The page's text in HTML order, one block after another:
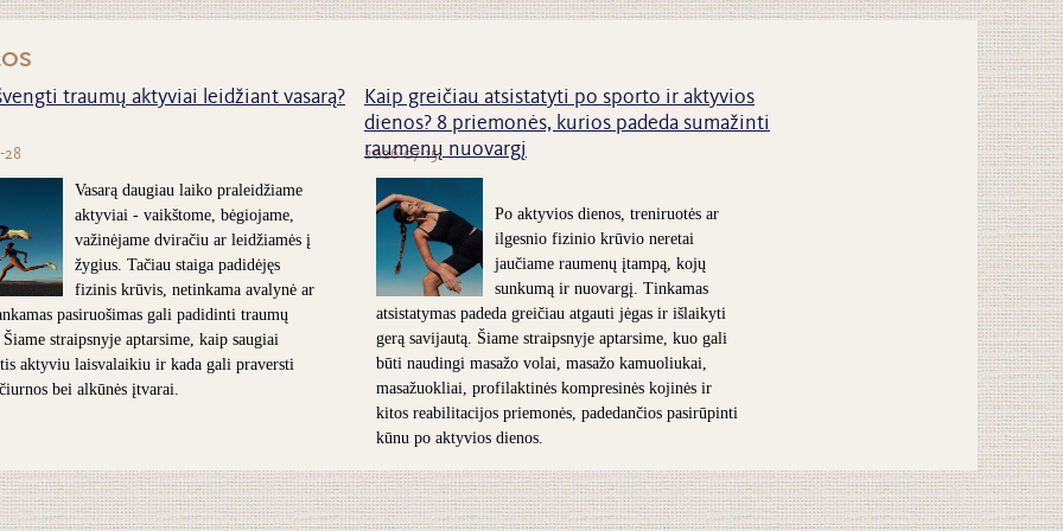
traumų aktyviai leidžiant vasarą?
Vasarą daugiau laiko praleidžiame
aktyviai - vaikštome, bėgiojame,
važinėjame dviračiu ar leidžiamės į
žygius. Tačiau staiga padidėjęs
fizinis krūvis, netinkama avalynė ar
pasiruošimas gali padidinti traumų
straipsnyje aptarsime, kaip saugiai
aktyviu laisvalaikiu ir kada gali praversti
bei alkūnės įtvarai.
Kaip greičiau atsistatyti po sporto ir aktyvios
dienos? 8 priemonės, kurios padeda sumažinti
raumenų nuovargį
2026-07-15
Po aktyvios dienos, treniruotės ar
ilgesnio fizinio krūvio neretai
jaučiame raumenų įtampą, kojų
sunkumą ir nuovargį. Tinkamas
atsistatymas padeda greičiau atgauti jėgas ir išlaikyti
gerą savijautą. Šiame straipsnyje aptarsime, kuo gali
būti naudingi masažo volai, masažo kamuoliukai,
masažuokliai, profilaktinės kompresinės kojinės ir
kitos reabilitacijos priemonės, padedančios pasirūpinti
kūnu po aktyvios dienos.